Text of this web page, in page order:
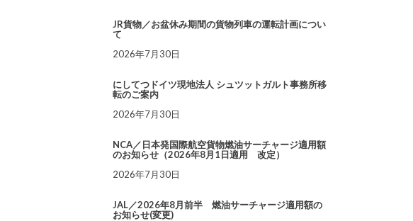
JR貨物／お盆休み期間の貨物列車の運転計画につい
て
2026年7月30日
にしてつドイツ現地法人 シュツットガルト事務所移
転のご案内
2026年7月30日
NCA／日本発国際航空貨物燃油サーチャージ適用額
のお知らせ（2026年8月1日適用 改定）
2026年7月30日
JAL／2026年8月前半 燃油サーチャージ適用額の
お知らせ(変更)